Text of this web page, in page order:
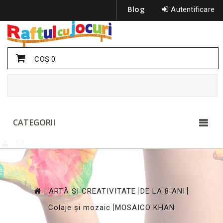
Autentificare
Blog
COŞ0
CATEGORII
>
ARTĂ ȘI CREATIVITATE DE LA 8 ANI
Colaje și mozaic MOSAICO KHAN